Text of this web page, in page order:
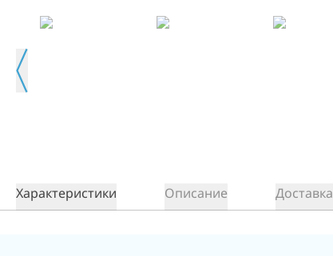
Характеристики Описание Доставка